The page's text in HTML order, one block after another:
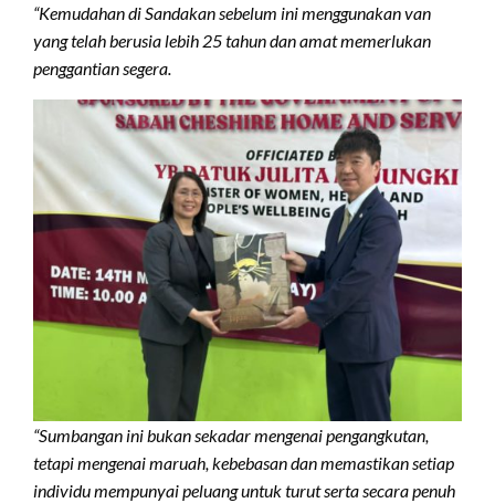
“Kemudahan di Sandakan sebelum ini menggunakan van
yang telah berusia lebih 25 tahun dan amat memerlukan
penggantian segera.
“Sumbangan ini bukan sekadar mengenai pengangkutan,
tetapi mengenai maruah, kebebasan dan memastikan setiap
individu mempunyai peluang untuk turut serta secara penuh